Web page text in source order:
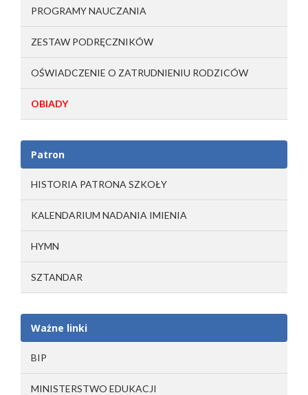
PROGRAMY NAUCZANIA
ZESTAW PODRĘCZNIKÓW
OŚWIADCZENIE O ZATRUDNIENIU RODZICÓW
OBIADY
Patron
HISTORIA PATRONA SZKOŁY
KALENDARIUM NADANIA IMIENIA
HYMN
SZTANDAR
Ważne linki
BIP
MINISTERSTWO EDUKACJI